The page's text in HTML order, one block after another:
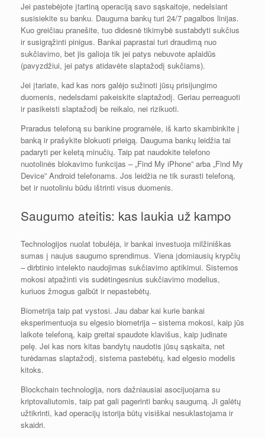
Jei pastebėjote įtartiną operaciją savo sąskaitoje, nedelsiant
susisiekite su banku. Dauguma bankų turi 24/7 pagalbos linijas.
Kuo greičiau pranešite, tuo didesnė tikimybė sustabdyti sukčius
ir susigrąžinti pinigus. Bankai paprastai turi draudimą nuo
sukčiavimo, bet jis galioja tik jei patys nebuvote aplaidūs
(pavyzdžiui, jei patys atidavėte slaptažodį sukčiams).
Jei įtariate, kad kas nors galėjo sužinoti jūsų prisijungimo
duomenis, nedelsdami pakeiskite slaptažodį. Geriau perreaguoti
ir pasikeisti slaptažodį be reikalo, nei rizikuoti.
Praradus telefoną su bankine programėle, iš karto skambinkite į
banką ir prašykite blokuoti prieigą. Dauguma bankų leidžia tai
padaryti per keletą minučių. Taip pat naudokite telefono
nuotolinės blokavimo funkcijas – „Find My iPhone” arba „Find My
Device” Android telefonams. Jos leidžia ne tik surasti telefoną,
bet ir nuotoliniu būdu ištrinti visus duomenis.
Saugumo ateitis: kas laukia už kampo
Technologijos nuolat tobulėja, ir bankai investuoja milžiniškas
sumas į naujus saugumo sprendimus. Viena įdomiausių krypčių
– dirbtinio intelekto naudojimas sukčiavimo aptikimui. Sistemos
mokosi atpažinti vis sudėtingesnius sukčiavimo modelius,
kuriuos žmogus galbūt ir nepastebėtų.
Biometrija taip pat vystosi. Jau dabar kai kurie bankai
eksperimentuoja su elgesio biometrija – sistema mokosi, kaip jūs
laikote telefoną, kaip greitai spaudote klavišus, kaip judinate
pelę. Jei kas nors kitas bandytų naudotis jūsų sąskaita, net
turėdamas slaptažodį, sistema pastebėtų, kad elgesio modelis
kitoks.
Blockchain technologija, nors dažniausiai asocijuojama su
kriptovaliutomis, taip pat gali pagerinti bankų saugumą. Ji galėtų
užtikrinti, kad operacijų istorija būtų visiškai nesuklastojama ir
skaidri.